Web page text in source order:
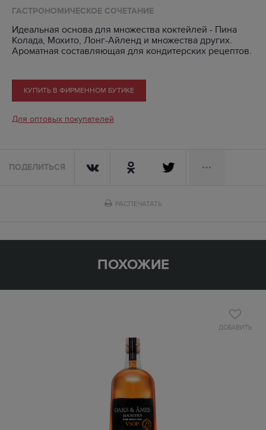
ГАСТРОНОМИЧЕСКОЕ СОЧЕТАНИЕ
Идеальная основа для множества коктейлей - Пина
Колада, Мохито, Лонг-Айленд и множества других.
Ароматная составляющая для кондитерских рецептов.
КУПИТЬ В ФИРМЕННОМ БУТИКЕ
Для оптовых покупателей
ПОДЕЛИТЬСЯ
РАСПЕЧАТАТЬ
ПОХОЖИЕ
ДОБАВИТЬ